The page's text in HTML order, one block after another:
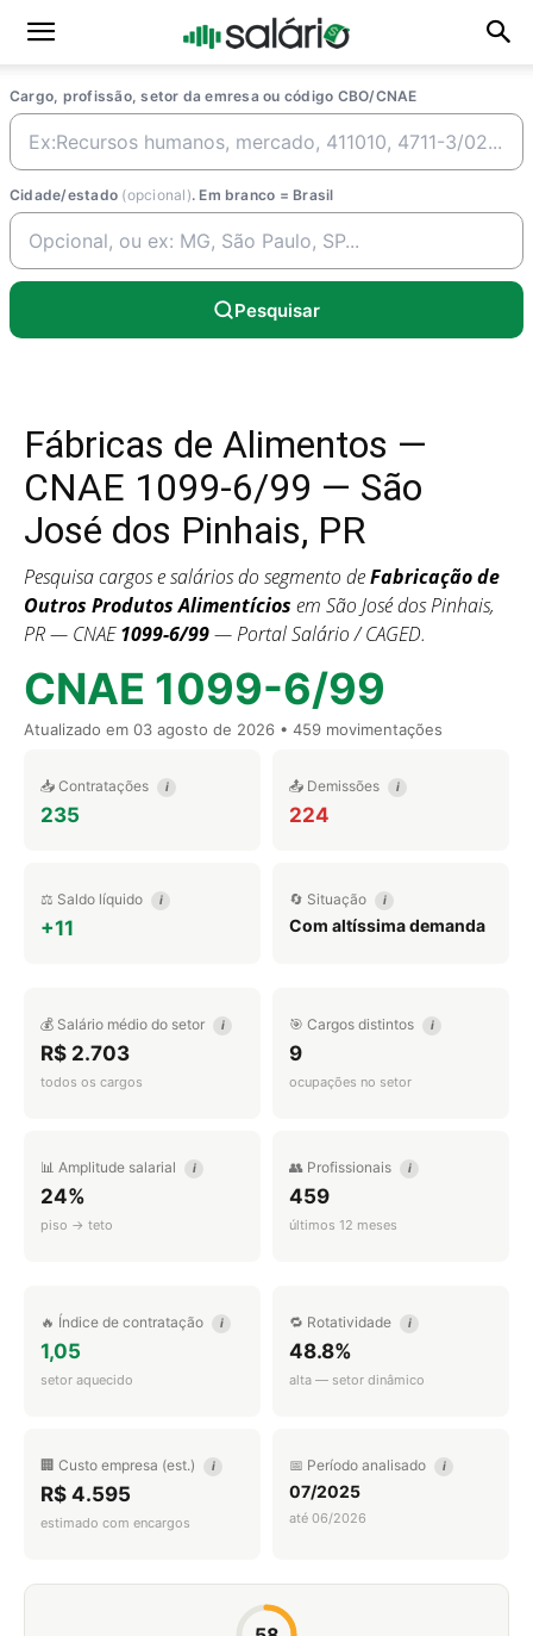
Cargo, profissão, setor da emresa ou código CBO/CNAE
Cidade/estado (opcional). Em branco = Brasil
Pesquisar
Fábricas de Alimentos —
CNAE 1099-6/99 — São
José dos Pinhais, PR
Pesquisa cargos e salários do segmento deFabricação de
Outros Produtos Alimentícios em São José dos Pinhais,
PR — CNAE1099-6/99— Portal Salário / CAGED.
CNAE 1099-6/99
Atualizado em 03 agosto de 2026 • 459 movimentações
📥 Contratações i
235
📤 Demissões i
224
⚖️ Saldo líquido i
+11
🔄 Situação i
Com altíssima demanda
💰 Salário médio do setor i
R$ 2.703
todos os cargos
🎯 Cargos distintos i
9
ocupações no setor
📊 Amplitude salarial i
24%
piso → teto
👥 Profissionais i
459
últimos 12 meses
🔥 Índice de contratação i
1,05
setor aquecido
🔁 Rotatividade i
48.8%
alta — setor dinâmico
🏢 Custo empresa (est.) i
R$ 4.595
estimado com encargos
📅 Período analisado i
07/2025
até 06/2026